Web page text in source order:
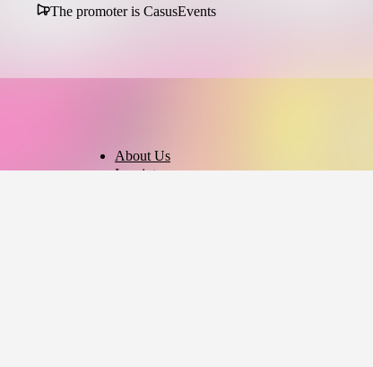
The promoter is CasusEvents
About Us
Imprint